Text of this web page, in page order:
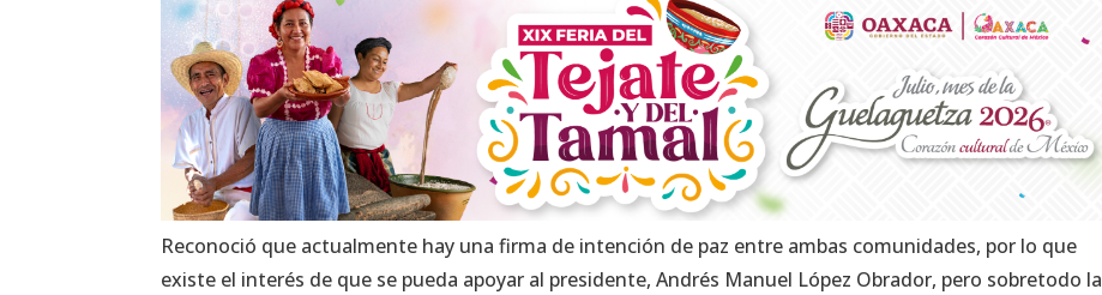
Reconoció que actualmente hay una firma de intención de paz entre ambas comunidades, por lo que
existe el interés de que se pueda apoyar al presidente, Andrés Manuel López Obrador, pero sobretodo la